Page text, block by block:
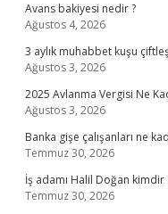
Avans bakiyesi nedir ?
Ağustos 4, 2026
3 aylık muhabbet kuşu
Ağustos 3, 2026
2025 Avlanma Vergisi Ne
Ağustos 3, 2026
Banka gişe çalışanları ne
Temmuz 30, 2026
İş adamı Halil Doğan kimdir
Temmuz 30, 2026